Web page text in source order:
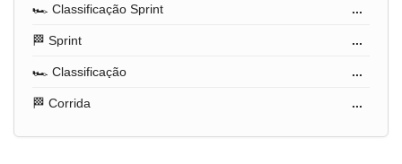
🏎️ Classificação Sprint ...
🏁 Sprint ...
🏎️ Classificação ...
🏁 Corrida ...